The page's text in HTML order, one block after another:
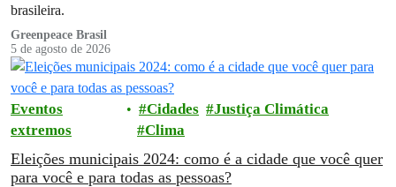
brasileira.
Greenpeace Brasil
5 de agosto de 2026
Eventos
extremos
Cidades
Justiça Climática
Clima
Eleições municipais 2024: como é a cidade que você quer
para você e para todas as pessoas?